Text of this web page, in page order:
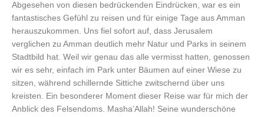
Abgesehen von diesen bedrückenden Eindrücken, war es ein
fantastisches Gefühl zu reisen und für einige Tage aus Amman
herauszukommen. Uns fiel sofort auf, dass Jerusalem
verglichen zu Amman deutlich mehr Natur und Parks in seinem
Stadtbild hat. Weil wir genau das alle vermisst hatten, genossen
wir es sehr, einfach im Park unter Bäumen auf einer Wiese zu
sitzen, während schillernde Sittiche zwitschernd über uns
kreisten. Ein besonderer Moment dieser Reise war für mich der
Anblick des Felsendoms. Masha’Allah! Seine wunderschöne